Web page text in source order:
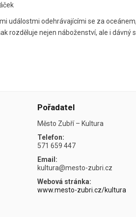
událostmi odehrávajícími se za
rozděluje nejen náboženství, ale i dávný
Pořadatel
Město Zubří – Kultura
Telefon:
571 659 447
Email:
kultura@mesto-zubri.cz
Webová stránka:
www.mesto-zubri.cz/kultura